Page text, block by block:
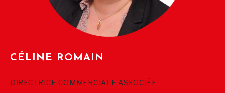
CÉLINE ROMAIN
DIRECTRICE COMMERCIALE ASSOCIÉE